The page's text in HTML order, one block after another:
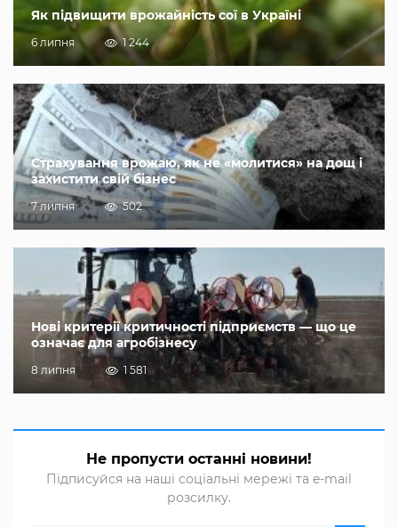
Як підвищити врожайність сої в Україні
6 липня 1 244
Страхування врожаю, як не «молитися» на дощ і
захистити свій бізнес
7 липня 502
Нові критерії критичності підприємств — що це
означає для агробізнесу
8 липня 1 581
Не пропусти останні новини!
Підписуйся на наші соціальні мережі та e-mail
розсилку.